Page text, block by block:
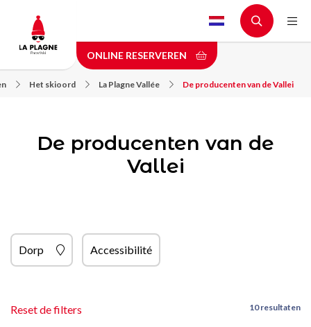
main
content
ONLINE RESERVEREN
Het skioord La Plagne Vallée De producenten van de Vallei
De producenten van de
Vallei
Dorp Accessibilité
Reset de filters 10 resultaten